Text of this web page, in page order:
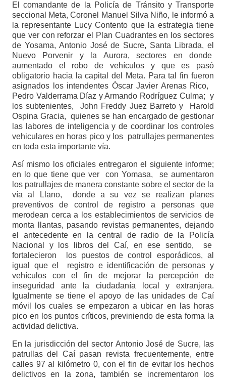
El comandante de la Policía de Tránsito y Transporte
seccional Meta, Coronel Manuel Silva Niño, le informó a
la representante Lucy Contento que la estrategia tiene
que ver con reforzar el Plan Cuadrantes en los sectores
de Yosama, Antonio José de Sucre, Santa Librada, el
Nuevo Porvenir y la Aurora, sectores en donde
aumentado el robo de vehículos y que es pasó
obligatorio hacia la capital del Meta. Para tal fin fueron
asignados los intendentes Óscar Javier Arenas Rico,
Pedro Valderrama Díaz y Armando Rodríguez Culma; y
los subtenientes, John Freddy Juez Barreto y Harold
Ospina Gracia, quienes se han encargado de gestionar
las labores de inteligencia y de coordinar los controles
vehiculares en horas pico y los patrullajes permanentes
en toda esta importante vía.
Así mismo los oficiales entregaron el siguiente informe;
en lo que tiene que ver con Yomasa, se aumentaron
los patrullajes de manera constante sobre el sector de la
vía al Llano, donde a su vez se realizan planes
preventivos de control de registro a personas que
merodean cerca a los establecimientos de servicios de
monta llantas, pasando revistas permanentes, dejando
el antecedente en la central de radio de la Policía
Nacional y los libros del Caí, en ese sentido, se
fortalecieron los puestos de control esporádicos, al
igual que el registro e identificación de personas y
vehículos con el fin de mejorar la percepción de
inseguridad ante la ciudadanía local y extranjera.
Igualmente se tiene el apoyo de las unidades de Caí
móvil los cuales se empezaron a ubicar en las horas
pico en los puntos críticos, previniendo de esta forma la
actividad delictiva.
En la jurisdicción del sector Antonio José de Sucre, las
patrullas del Caí pasan revista frecuentemente, entre
calles 97 al kilómetro 0, con el fin de evitar los hechos
delictivos en la zona, también se incrementaron los